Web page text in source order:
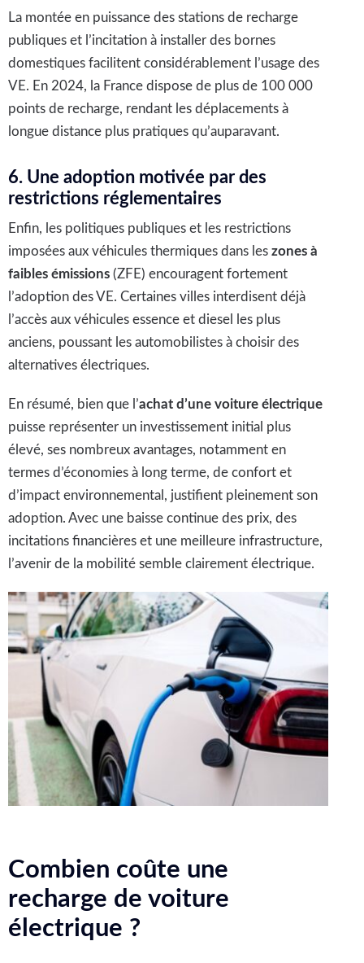
La montée en puissance des stations de recharge
publiques et l’incitation à installer des bornes
domestiques facilitent considérablement l’usage des
VE. En 2024, la France dispose de plus de 100 000
points de recharge, rendant les déplacements à
longue distance plus pratiques qu’auparavant.
6. Une adoption motivée par des
restrictions réglementaires
Enfin, les politiques publiques et les restrictions
imposées aux véhicules thermiques dans les zones à
faibles émissions(ZFE) encouragent fortement
l’adoption des VE. Certaines villes interdisent déjà
l’accès aux véhicules essence et diesel les plus
anciens, poussant les automobilistes à choisir des
alternatives électriques.
En résumé, bien que l’achat d’une voiture électrique
puisse représenter un investissement initial plus
élevé, ses nombreux avantages, notamment en
termes d’économies à long terme, de confort et
d’impact environnemental, justifient pleinement son
adoption. Avec une baisse continue des prix, des
incitations financières et une meilleure infrastructure,
l’avenir de la mobilité semble clairement électrique.
Combien coûte une
recharge de voiture
électrique ?